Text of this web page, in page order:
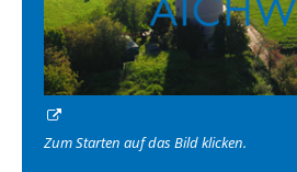
Zum Starten auf das Bild klicken.